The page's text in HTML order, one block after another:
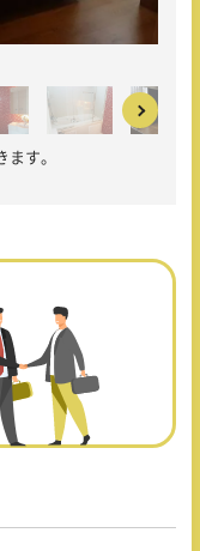
ます。